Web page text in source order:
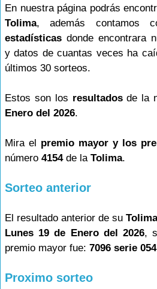
En nuestra página podrás
Tolima, además contamos
estadísticas donde encontrara
y datos de cuantas veces ha
últimos 30 sorteos.
Estos son los resultadosde la
Enero del 2026.
Mira el premio mayor y los
número 4154de la Tolima.
Sorteo anterior
El resultado anterior de su
Lunes 19 de Enero del 2026,
premio mayor fue: 7096 serie 054
Proximo sorteo